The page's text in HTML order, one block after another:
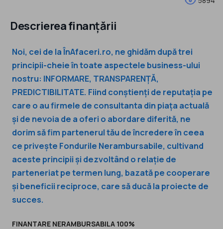
Descrierea finanțării
Noi, cei de la ÎnAfaceri.ro, ne ghidăm după trei
principii-cheie în toate aspectele business-ului
nostru: INFORMARE, TRANSPARENȚĂ,
PREDICTIBILITATE. Fiind conștienți de reputația pe
care o au firmele de consultanta din piața actuală
și de nevoia de a oferi o abordare diferită, ne
dorim să fim partenerul tău de încredere în ceea
ce privește Fondurile Nerambursabile, cultivand
aceste principii și dezvoltând o relație de
parteneriat pe termen lung, bazată pe cooperare
și beneficii reciproce, care să ducă la proiecte de
succes.
FINANTARE NERAMBURSABILA 100%